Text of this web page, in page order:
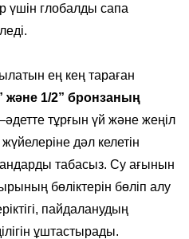
үшін глобалды сапа
ең кең тараған
және 1/2” бронзаның
тұрғын үй және жеңіл
дәл келетін
табасыз. Су ағынын
бөліктерін бөліп алу
пайдаланудың
ұштастырады.